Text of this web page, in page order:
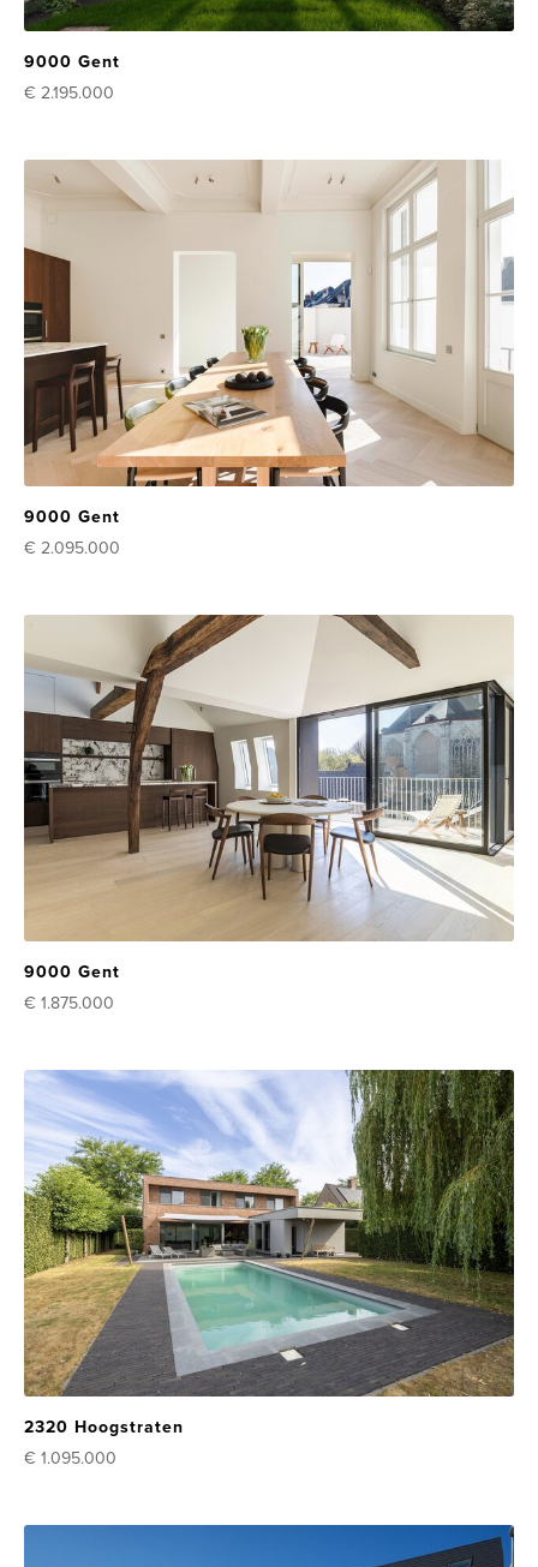
9000 Gent
€ 2.195.000
9000 Gent
€ 2.095.000
9000 Gent
€ 1.875.000
2320 Hoogstraten
€ 1.095.000